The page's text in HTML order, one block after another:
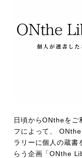
日頃からONtheをご
フによって、
ラリーに個人の蔵書
らう企画「ONthe